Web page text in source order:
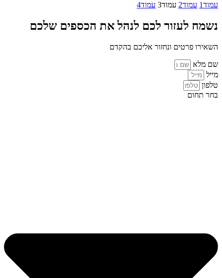
עמוד1 עמוד2 עמוד3 עמוד4
נשמח לעזור לכם לנהל את הכספים שלכם
השאירו פרטים ונחזור אליכם בהקדם
שם מלא
מייל
טלפון
בחר תחום